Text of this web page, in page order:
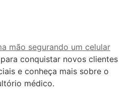
conquistar novos clientes
e conheça mais sobre o
médico.